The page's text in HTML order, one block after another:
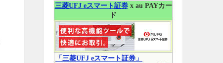
三菱UFJ eスマート証券x au PAYカー
ド
「三菱UFJ eスマート証券」